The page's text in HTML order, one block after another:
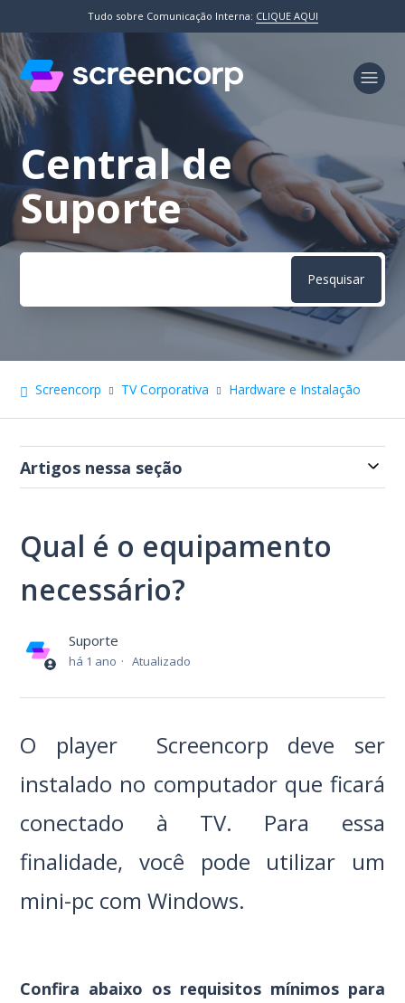
Tudo sobre Comunicação Interna: CLIQUE AQUI
Pesquisa
Central de
Suporte
Screencorp TV Corporativa Hardware e Instalação
Artigos nessa seção
Qual é o equipamento
necessário?
Suporte
há 1 ano Atualizado
O player Screencorp deve ser
instalado no computador que ficará
conectado à TV. Para essa
finalidade, você pode utilizar um
mini-pc com Windows.
Confira abaixo os requisitos mínimos para